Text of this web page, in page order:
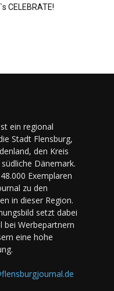
CELEBRATE!
ein regional
Stadt Flensburg,
den Kreis
Dänemark.
Exemplaren
zu den
in dieser Region.
setzt dabei
bei Werbepartnern
eine hohe